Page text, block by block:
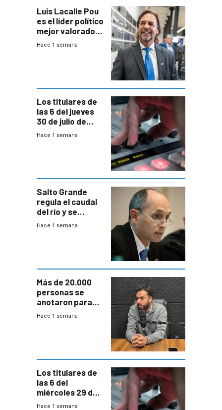
Luis Lacalle Pou
es el líder político
mejor valorado
del país, según
Hace 1 semana
Los titulares de
las 6 del jueves
30 de julio de
2026
Hace 1 semana
Salto Grande
regula el caudal
del río y se
prepara para un
Hace 1 semana
Más de 20.000
personas se
anotaron para
las pruebas
Hace 1 semana
Los titulares de
las 6 del
miércoles 29 de
julio de 2026
Hace 1 semana